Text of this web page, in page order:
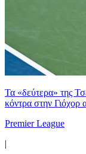
Τα «δεύτερα» της
κόντρα στην Γιόχορ
Premier League
|